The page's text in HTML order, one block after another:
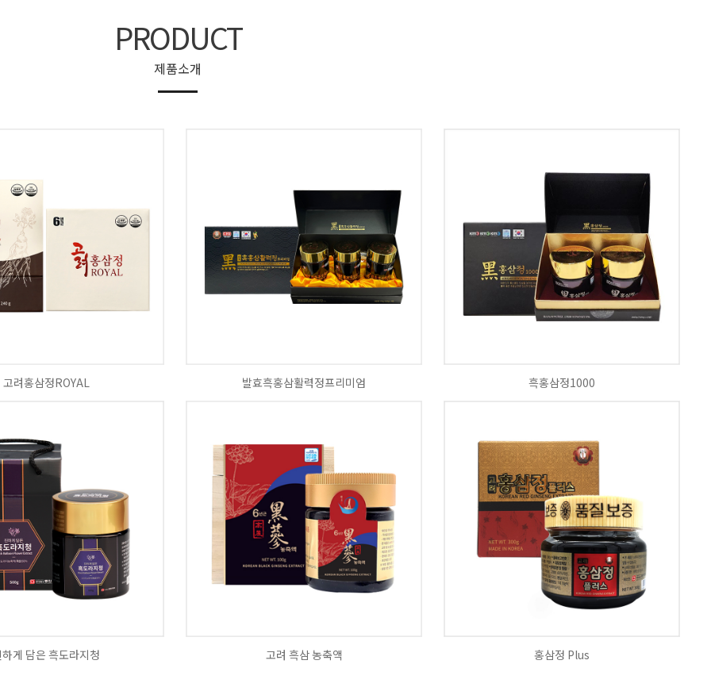
만듭니다.
PRODUCT
제품소개
고려홍삼정ROYAL 발효흑홍삼활력정프리미엄 흑홍삼정1000
게 담은 흑도라지청 고려 흑삼 농축액 홍삼정 Plus